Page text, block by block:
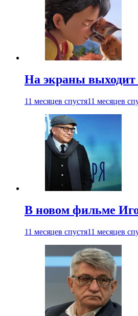
На экраны
11 месяцев спустя11 месяцев
В новом фильме
11 месяцев спустя11 месяцев